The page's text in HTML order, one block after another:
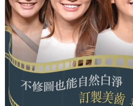
僅要注意術後是否傷口有裂開，
染；除了這些之外，恢復、癒合
很大的關連，而這一切都跟飲食
禁忌與避免的食物
1.對於堅硬的食物都要避免，例
海鮮(避免直接啃咬)、硬糖果等等
2.高纖口感、不好啃咬的蔬果，